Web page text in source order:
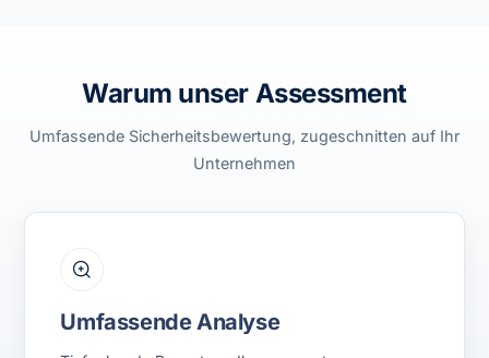
Warum unser Assessment
Umfassende Sicherheitsbewertung, zugeschnitten auf Ihr
Unternehmen
Umfassende Analyse